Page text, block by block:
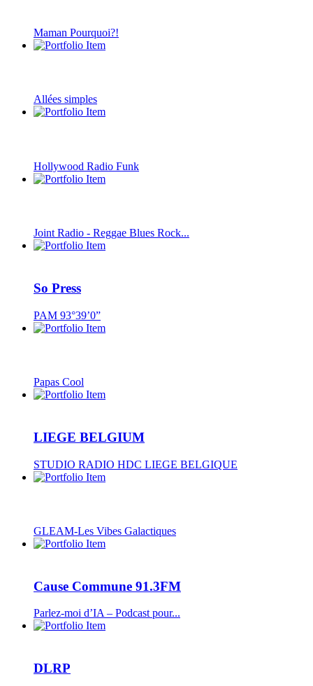
Maman Pourquoi?!
Allées simples
Hollywood Radio Funk
Joint Radio - Reggae Blues Rock...
So Press
PAM 93°39’0”
Papas Cool
LIEGE BELGIUM
STUDIO RADIO HDC LIEGE BELGIQUE
GLEAM-Les Vibes Galactiques
Cause Commune 91.3FM
Parlez-moi d’IA – Podcast pour...
DLRP